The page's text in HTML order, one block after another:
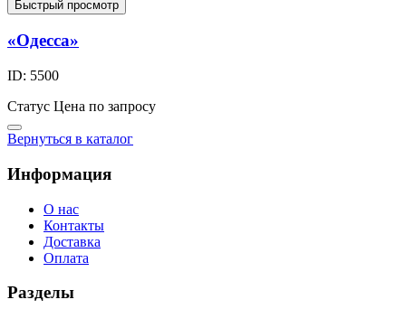
Быстрый просмотр
«Одесса»
ID: 5500
Статус Цена по запросу
Вернуться в каталог
Информация
О нас
Контакты
Доставка
Оплата
Разделы